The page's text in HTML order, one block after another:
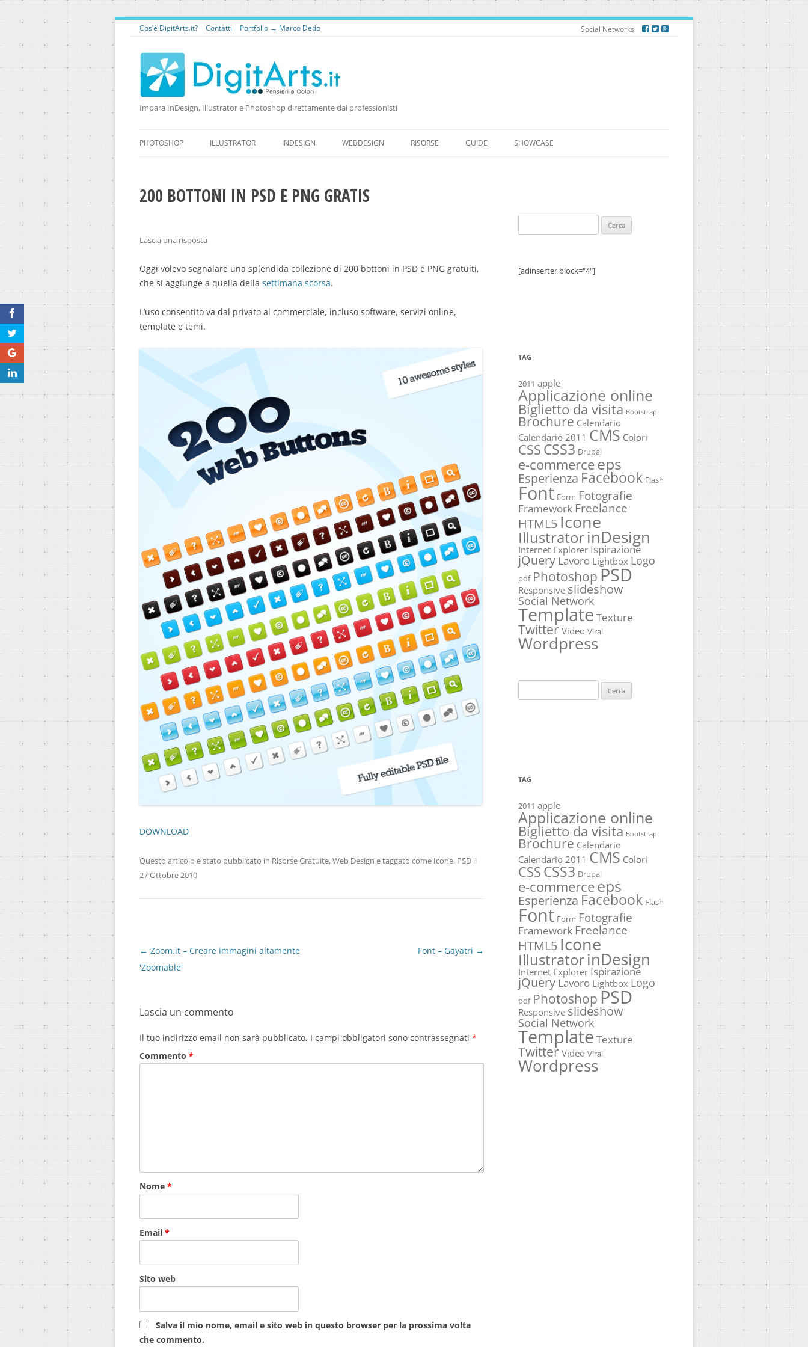
Cos’è DigitArts.it? Contatti Portfolio → Marco Dedo Social Networks
Impara InDesign, Illustrator e Photoshop direttamente dai professionisti
PHOTOSHOP ILLUSTRATOR INDESIGN WEBDESIGN
WORDPRESS
RISORSE GUIDE SHOWCASE
200 BOTTONI IN PSD E PNG GRATIS
Lascia una risposta
Oggi volevo segnalare una splendida collezione di 200 bottoni in PSD e PNG gratuiti,
che si aggiunge a quella della settimana scorsa.
L’uso consentito va dal privato al commerciale, incluso software, servizi online,
template e temi.
DOWNLOAD
Questo articolo è stato pubblicato in Risorse Gratuite,Web Design e taggato come Icone, PSD il
27 Ottobre 2010
Navigazione
articolo
← Zoom.it – Creare immagini altamente
'Zoomable'
Font – Gayatri →
Lascia un commento
Il tuo indirizzo email non sarà pubblicato. I campi obbligatori sono contrassegnati *
Commento *
Nome *
Email *
Sito web
Salva il mio nome, email e sito web in questo browser per la prossima volta
che commento.
per:
[adinserter block="4"]
TAG
2011 apple
Applicazione online
Biglietto da visita Bootstrap
Brochure Calendario
Calendario 2011 CMS Colori
CSSCSS3 Drupal
e-commerceeps
Esperienza Facebook Flash
Font Form Fotografie
Framework Freelance
HTML5 Icone
IllustratorinDesign
Internet Explorer Ispirazione
jQuery Lavoro Lightbox Logo
pdf PhotoshopPSD
Responsive slideshow
Social Network
Template Texture
TwitterVideo Viral
Wordpress
per:
TAG
2011 apple
Applicazione online
Biglietto da visita Bootstrap
Brochure Calendario
Calendario 2011 CMS Colori
CSSCSS3 Drupal
e-commerceeps
Esperienza Facebook Flash
Font Form Fotografie
Framework Freelance
HTML5 Icone
IllustratorinDesign
Internet Explorer Ispirazione
jQuery Lavoro Lightbox Logo
pdf PhotoshopPSD
Responsive slideshow
Social Network
Template Texture
TwitterVideo Viral
Wordpress